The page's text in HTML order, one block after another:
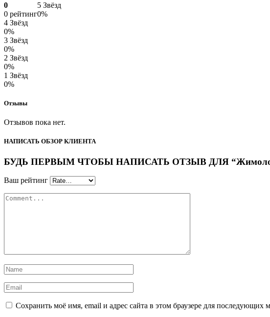
0
0 рейтинг
5 Звёзд
0%
4 Звёзд
0%
3 Звёзд
0%
2 Звёзд
0%
1 Звёзд
0%
Отзывы
Отзывов пока нет.
НАПИСАТЬ ОБЗОР КЛИЕНТА
БУДЬ ПЕРВЫМ ЧТОБЫ НАПИСАТЬ ОТЗЫВ ДЛЯ
Ваш рейтинг
Сохранить моё имя, email и адрес сайта в этом браузере для последующих